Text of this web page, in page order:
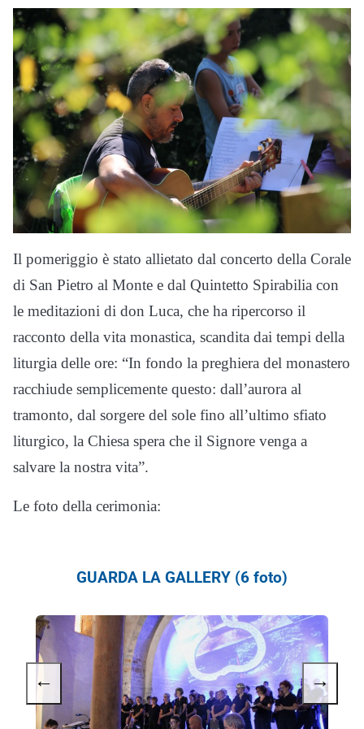
Il pomeriggio è stato allietato dal concerto della Corale
di San Pietro al Monte e dal Quintetto Spirabilia con
le meditazioni di don Luca, che ha ripercorso il
racconto della vita monastica, scandita dai tempi della
liturgia delle ore: “In fondo la preghiera del monastero
racchiude semplicemente questo: dall’aurora al
tramonto, dal sorgere del sole fino all’ultimo sfiato
liturgico, la Chiesa spera che il Signore venga a
salvare la nostra vita”.
Le foto della cerimonia:
GUARDA LA GALLERY (6 foto)
← →